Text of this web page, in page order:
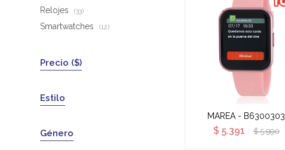
MAREA - B6300303
$ 5.391 $ 5.990
Relojes (33)
Smartwatches (12)
Precio ($)
Estilo
Género